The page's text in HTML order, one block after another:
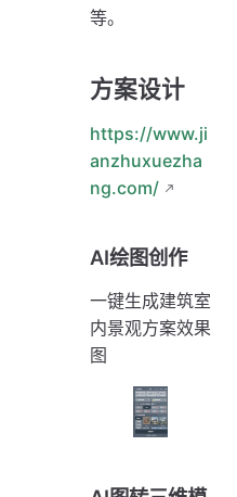
等。
方案设计
https://www.ji
anzhuxuezha
ng.com/
AI绘图创作
一键生成建筑室
内景观方案效果
图